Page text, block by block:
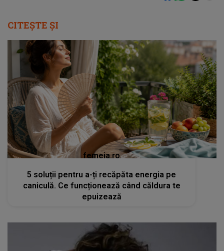
CITEȘTE ȘI
femeia.ro
5 soluții pentru a-ți recăpăta energia pe
caniculă. Ce funcționează când căldura te
epuizează